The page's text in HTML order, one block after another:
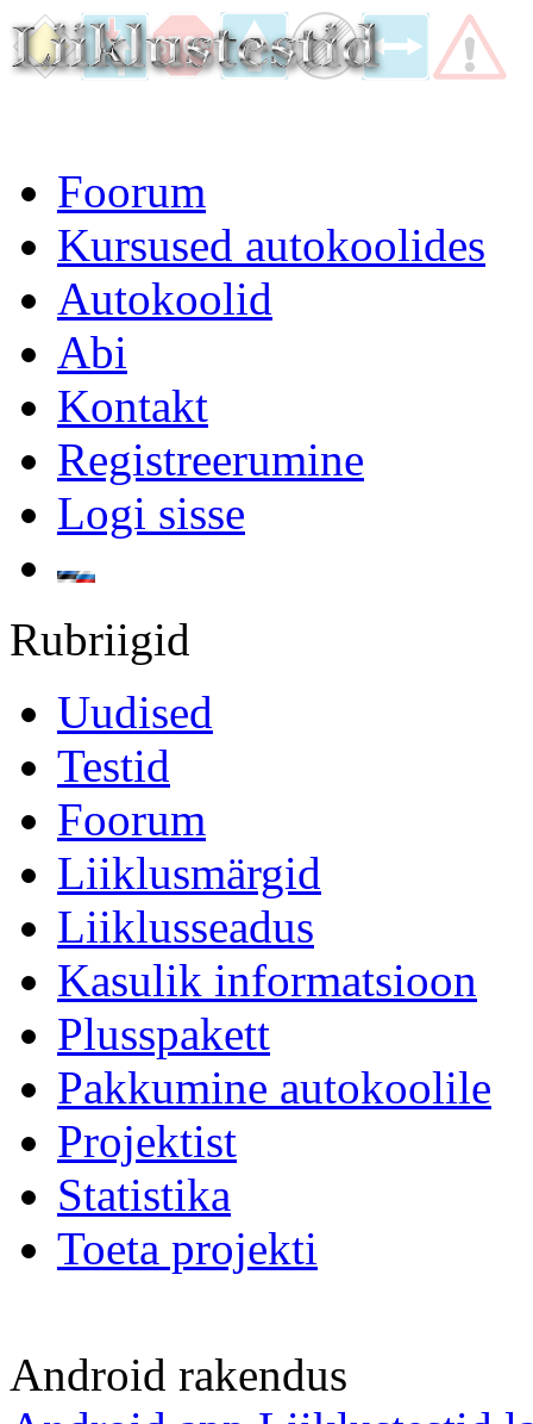
Foorum
Kursused autokoolides
Autokoolid
Abi
Kontakt
Registreerumine
Logi sisse
Rubriigid
Uudised
Testid
Foorum
Liiklusmärgid
Liiklusseadus
Kasulik informatsioon
Plusspakett
Pakkumine autokoolile
Projektist
Statistika
Toeta projekti
Android rakendus